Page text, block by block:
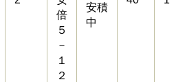
倍
５
－
１
２
安積
中